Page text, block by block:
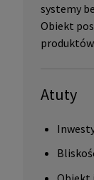
systemy
Obiekt
produktów.
Atuty